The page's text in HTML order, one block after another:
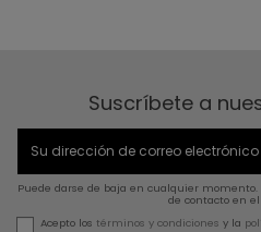
Suscríbete a
Puede darse de baja en cualquier
de contacto en el
Acepto los términos y condiciones y la